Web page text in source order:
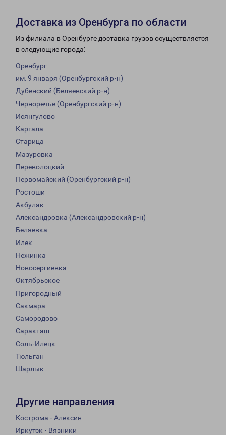
Доставка из Оренбурга по области
Из филиала в Оренбурге доставка грузов осуществляется
в следующие города:
Оренбург
им. 9 января (Оренбургский р-н)
Дубенский (Беляевский р-н)
Черноречье (Оренбургский р-н)
Исянгулово
Каргала
Старица
Мазуровка
Переволоцкий
Первомайский (Оренбургский р-н)
Ростоши
Акбулак
Александровка (Александровский р-н)
Беляевка
Илек
Нежинка
Новосергиевка
Октябрьское
Пригородный
Сакмара
Самородово
Саракташ
Соль-Илецк
Тюльган
Шарлык
Другие направления
Кострома - Алексин
Иркутск - Вязники